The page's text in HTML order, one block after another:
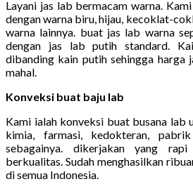
Layani jas lab bermacam warna.
dengan warna biru, hijau, kecoklat-
warna lainnya. buat jas lab warna
dengan jas lab putih standard.
dibanding kain putih sehingga harga
mahal.
Konveksi buat baju lab
Kami ialah konveksi buat busana lab
kimia, farmasi, kedokteran,
sebagainya. dikerjakan yang rapi
berkualitas. Sudah menghasilkan
di semua Indonesia.